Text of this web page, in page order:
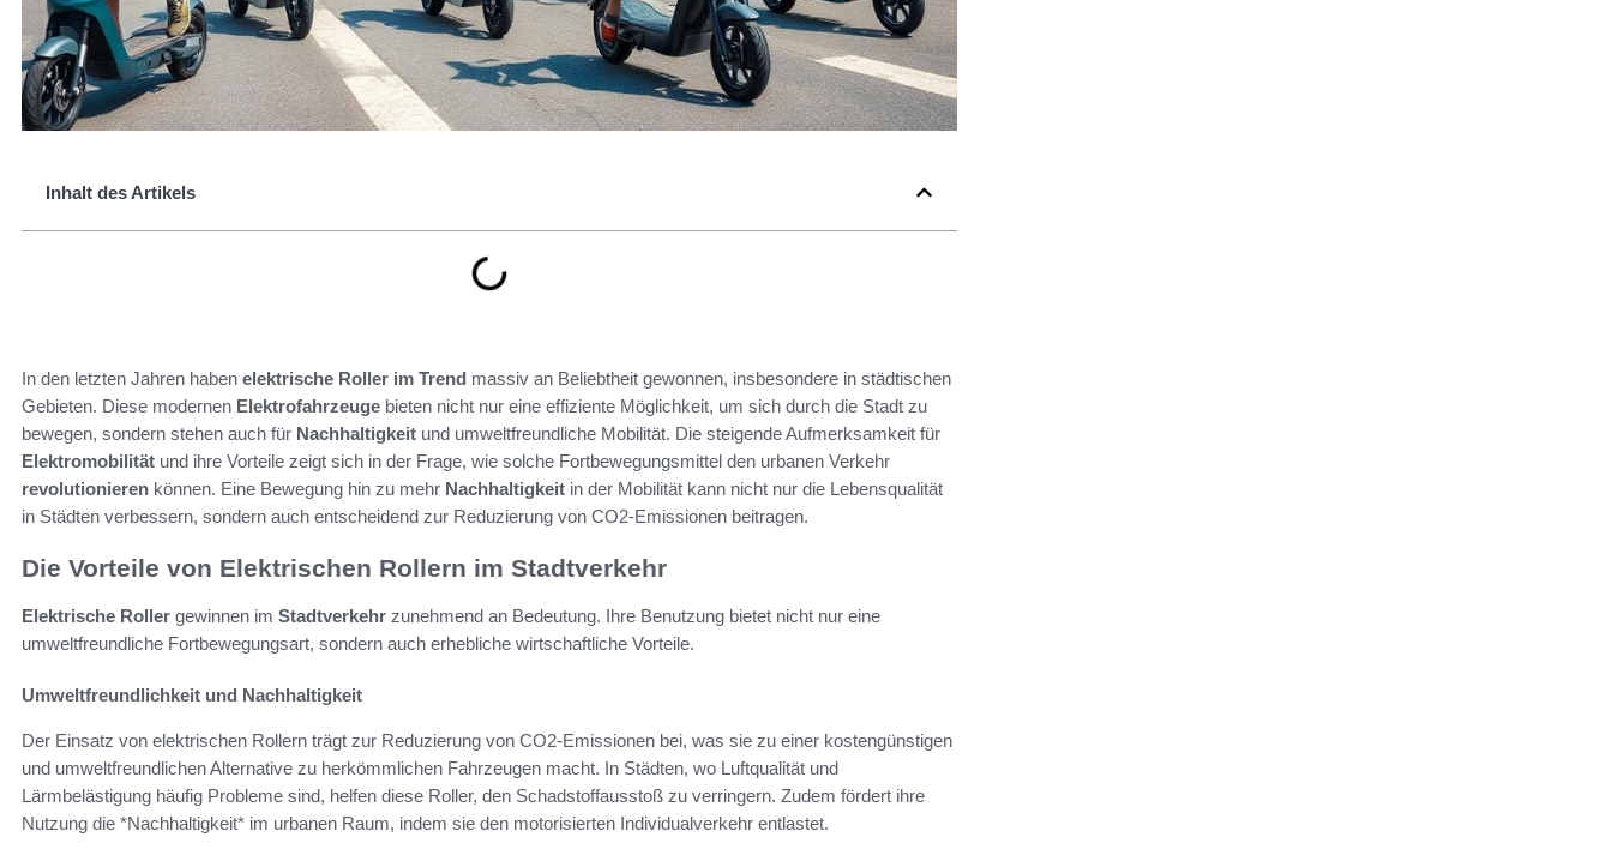
Inhalt des Artikels
In den letzten Jahren haben elektrische Roller im Trend massiv an Beliebtheit gewonnen, insbesondere in städtischen
Gebieten. Diese modernen Elektrofahrzeuge bieten nicht nur eine effiziente Möglichkeit, um sich durch die Stadt zu
bewegen, sondern stehen auch für Nachhaltigkeit und umweltfreundliche Mobilität. Die steigende Aufmerksamkeit für
Elektromobilität und ihre Vorteile zeigt sich in der Frage, wie solche Fortbewegungsmittel den urbanen Verkehr
revolutionieren können. Eine Bewegung hin zu mehr Nachhaltigkeit in der Mobilität kann nicht nur die Lebensqualität
in Städten verbessern, sondern auch entscheidend zur Reduzierung von CO2-Emissionen beitragen.
Die Vorteile von Elektrischen Rollern im Stadtverkehr
Elektrische Roller gewinnen im Stadtverkehr zunehmend an Bedeutung. Ihre Benutzung bietet nicht nur eine
umweltfreundliche Fortbewegungsart, sondern auch erhebliche wirtschaftliche Vorteile.
Umweltfreundlichkeit und Nachhaltigkeit
Der Einsatz von elektrischen Rollern trägt zur Reduzierung von CO2-Emissionen bei, was sie zu einer kostengünstigen
und umweltfreundlichen Alternative zu herkömmlichen Fahrzeugen macht. In Städten, wo Luftqualität und
Lärmbelästigung häufig Probleme sind, helfen diese Roller, den Schadstoffausstoß zu verringern. Zudem fördert ihre
Nutzung die *Nachhaltigkeit* im urbanen Raum, indem sie den motorisierten Individualverkehr entlastet.